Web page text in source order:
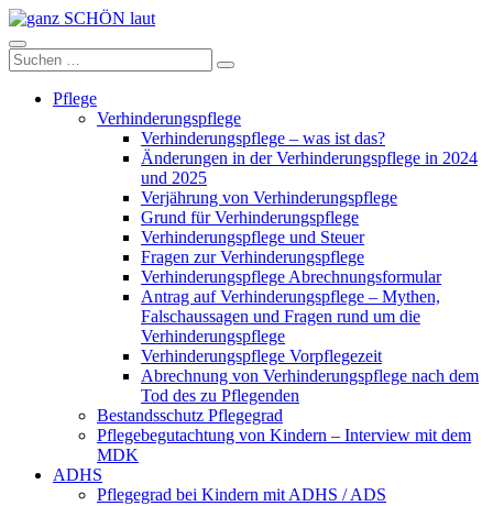
Zum
Inhalt
springen
ganz
SCHÖN
Suchen
nach:
Suchen
Pflege
Verhinderungspflege
Verhinderungspflege – was ist das?
Änderungen in der Verhinderungspflege in 2024
und 2025
Verjährung von Verhinderungspflege
Grund für Verhinderungspflege
Verhinderungspflege und Steuer
Fragen zur Verhinderungspflege
Verhinderungspflege Abrechnungsformular
Antrag auf Verhinderungspflege – Mythen,
Falschaussagen und Fragen rund um die
Verhinderungspflege
Verhinderungspflege Vorpflegezeit
Abrechnung von Verhinderungspflege nach dem
Tod des zu Pflegenden
Bestandsschutz Pflegegrad
Pflegebegutachtung von Kindern – Interview mit dem
MDK
ADHS
Pflegegrad bei Kindern mit ADHS / ADS